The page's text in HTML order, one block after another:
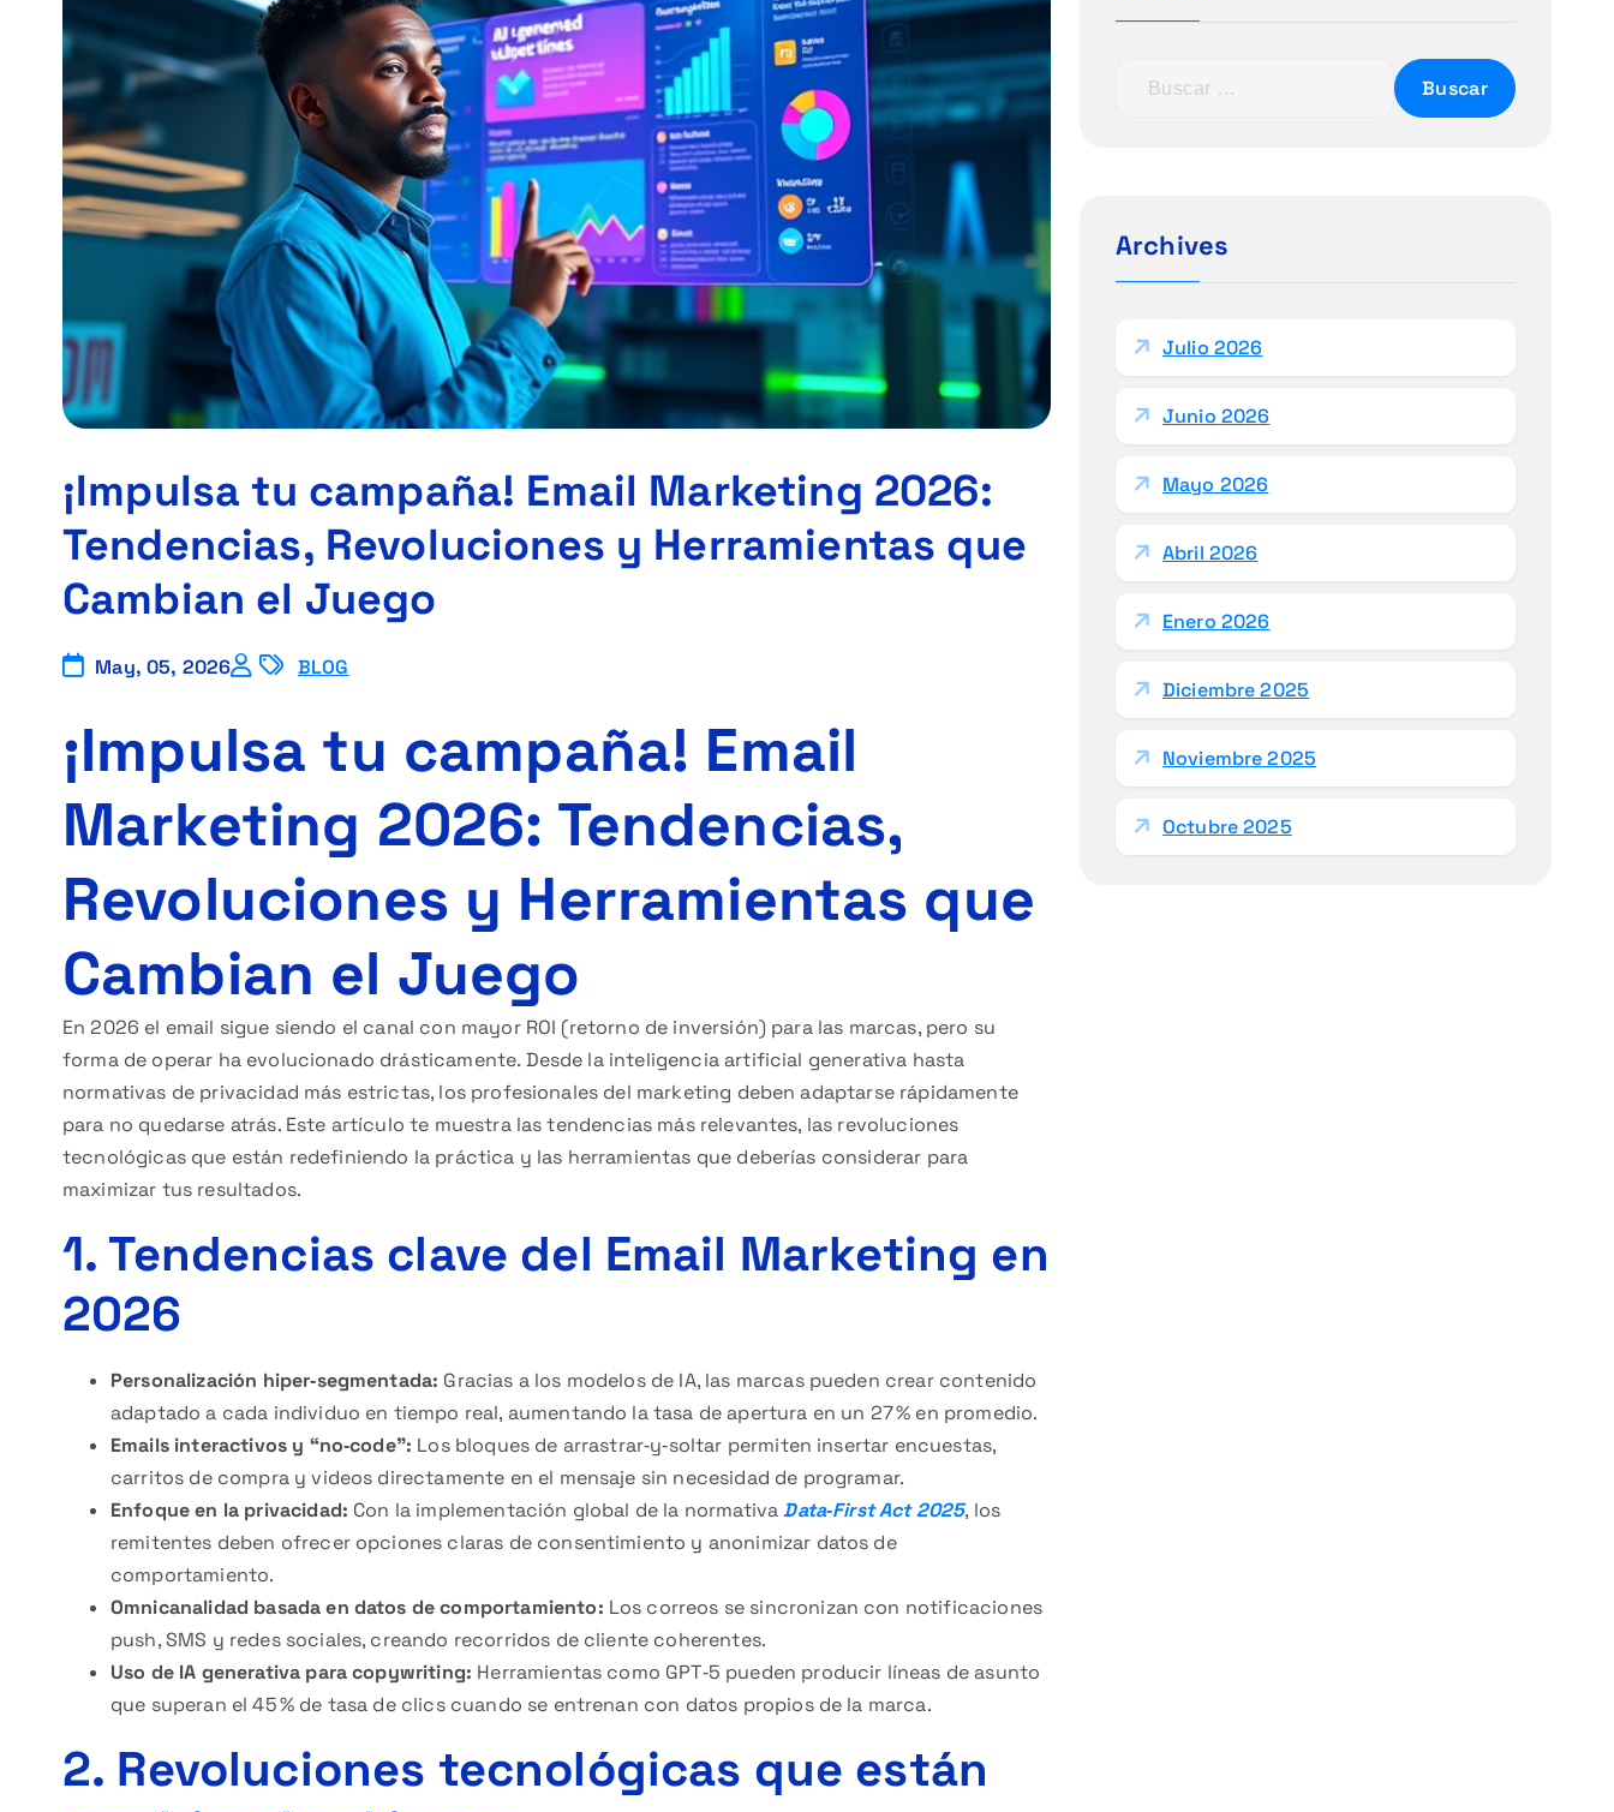
¡Impulsa tu campaña! Email Marketing 2026:
Tendencias, Revoluciones y Herramientas que
Cambian el Juego
May, 05, 2026 BLOG
¡Impulsa tu campaña! Email
Marketing 2026: Tendencias,
Revoluciones y Herramientas que
Cambian el Juego
En 2026 el email sigue siendo el canal con mayor ROI (retorno de inversión) para las marcas, pero su
forma de operar ha evolucionado drásticamente. Desde la inteligencia artificial generativa hasta
normativas de privacidad más estrictas, los profesionales del marketing deben adaptarse rápidamente
para no quedarse atrás. Este artículo te muestra las tendencias más relevantes, las revoluciones
tecnológicas que están redefiniendo la práctica y las herramientas que deberías considerar para
maximizar tus resultados.
1. Tendencias clave del Email Marketing en
2026
Personalización hiper‑segmentada: Gracias a los modelos de IA, las marcas pueden crear contenido
adaptado a cada individuo en tiempo real, aumentando la tasa de apertura en un 27 % en promedio.
Emails interactivos y “no‑code”: Los bloques de arrastrar‑y‑soltar permiten insertar encuestas,
carritos de compra y videos directamente en el mensaje sin necesidad de programar.
Enfoque en la privacidad: Con la implementación global de la normativaData‑First Act 2025, los
remitentes deben ofrecer opciones claras de consentimiento y anonimizar datos de
comportamiento.
Omnicanalidad basada en datos de comportamiento: Los correos se sincronizan con notificaciones
push, SMS y redes sociales, creando recorridos de cliente coherentes.
Uso de IA generativa para copywriting: Herramientas como GPT‑5 pueden producir líneas de asunto
que superan el 45 % de tasa de clics cuando se entrenan con datos propios de la marca.
2. Revoluciones tecnológicas que están
r
Archives
Julio 2026
Junio 2026
Mayo 2026
Abril 2026
Enero 2026
Diciembre 2025
Noviembre 2025
Octubre 2025